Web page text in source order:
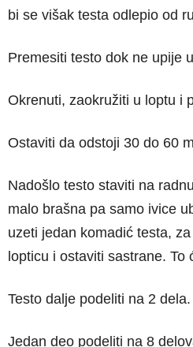
bi se višak testa odlepio od
Premesiti testo dok ne upije
Okrenuti, zaokružiti u loptu i
Ostaviti da odstoji 30 do 60
Nadošlo testo staviti na
malo brašna pa samo ivice
uzeti jedan komadić testa,
lopticu i ostaviti sastrane. To
Testo dalje podeliti na 2 dela.
Jedan deo podeliti na 8